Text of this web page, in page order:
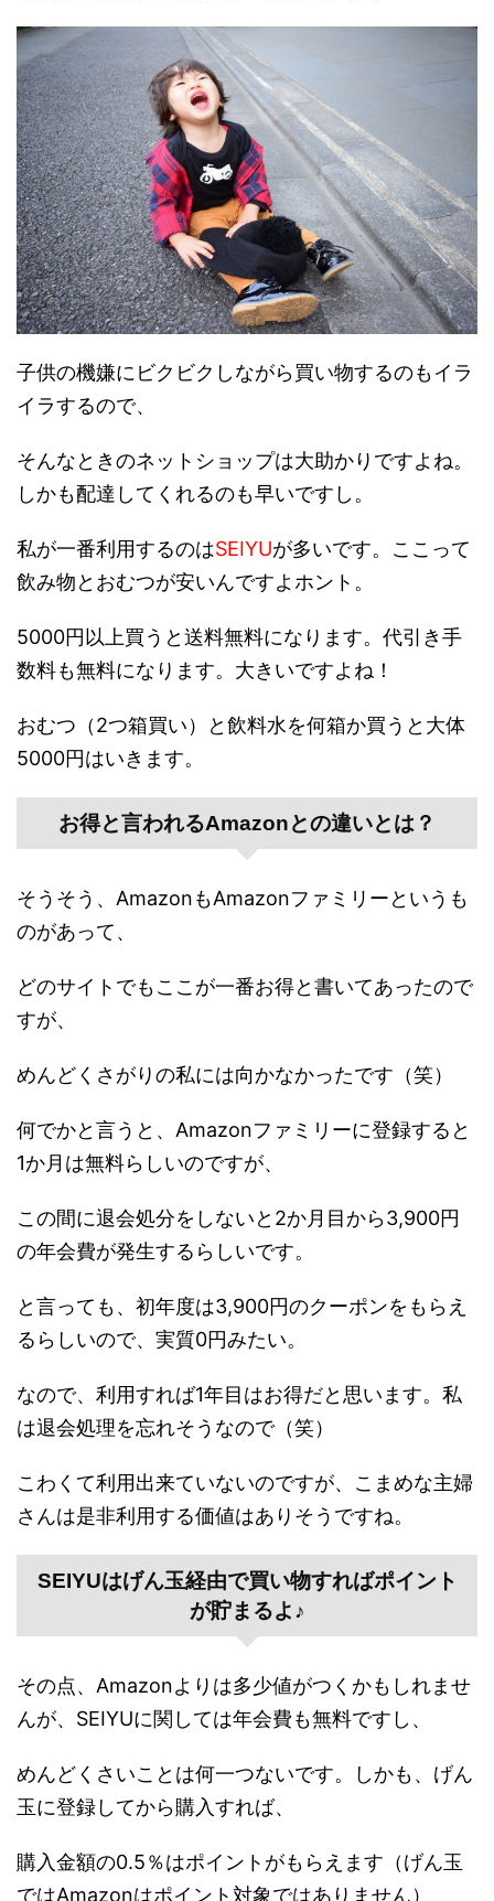
子供の機嫌にビクビクしながら買い物するのもイラ
イラするので、
そんなときのネットショップは大助かりですよね。
しかも配達してくれるのも早いですし。
私が一番利用するのはSEIYUが多いです。ここって
飲み物とおむつが安いんですよホント。
5000円以上買うと送料無料になります。代引き手
数料も無料になります。大きいですよね！
おむつ（2つ箱買い）と飲料水を何箱か買うと大体
5000円はいきます。
お得と言われるAmazonとの違いとは？
そうそう、AmazonもAmazonファミリーというも
のがあって、
どのサイトでもここが一番お得と書いてあったので
すが、
めんどくさがりの私には向かなかったです（笑）
何でかと言うと、Amazonファミリーに登録すると
1か月は無料らしいのですが、
この間に退会処分をしないと2か月目から3,900円
の年会費が発生するらしいです。
と言っても、初年度は3,900円のクーポンをもらえ
るらしいので、実質0円みたい。
なので、利用すれば1年目はお得だと思います。私
は退会処理を忘れそうなので（笑）
こわくて利用出来ていないのですが、こまめな主婦
さんは是非利用する価値はありそうですね。
SEIYUはげん玉経由で買い物すればポイント
が貯まるよ♪
その点、Amazonよりは多少値がつくかもしれませ
んが、SEIYUに関しては年会費も無料ですし、
めんどくさいことは何一つないです。しかも、げん
玉に登録してから購入すれば、
購入金額の0.5％はポイントがもらえます（げん玉
ではAmazonはポイント対象ではありません）